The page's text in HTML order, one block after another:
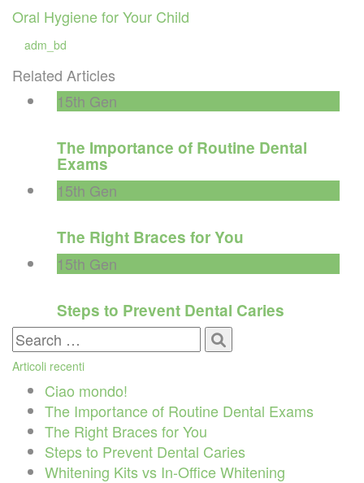
Navigazione
articoli
Oral Hygiene for Your Child
adm_bd
Related Articles
15th Gen
The Importance of Routine Dental
Exams
15th Gen
The Right Braces for You
15th Gen
Steps to Prevent Dental Caries
Search
for:
Articoli recenti
Ciao mondo!
The Importance of Routine Dental Exams
The Right Braces for You
Steps to Prevent Dental Caries
Whitening Kits vs In-Office Whitening